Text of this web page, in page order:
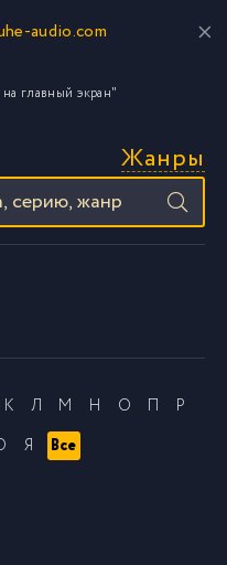
audio.com
на главный экран"
Жанры
К Л М Н О П
Р
Я Все